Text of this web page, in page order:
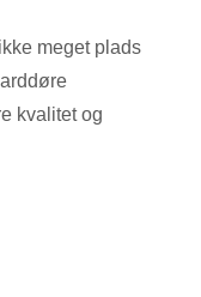
meget plads
kvalitet og